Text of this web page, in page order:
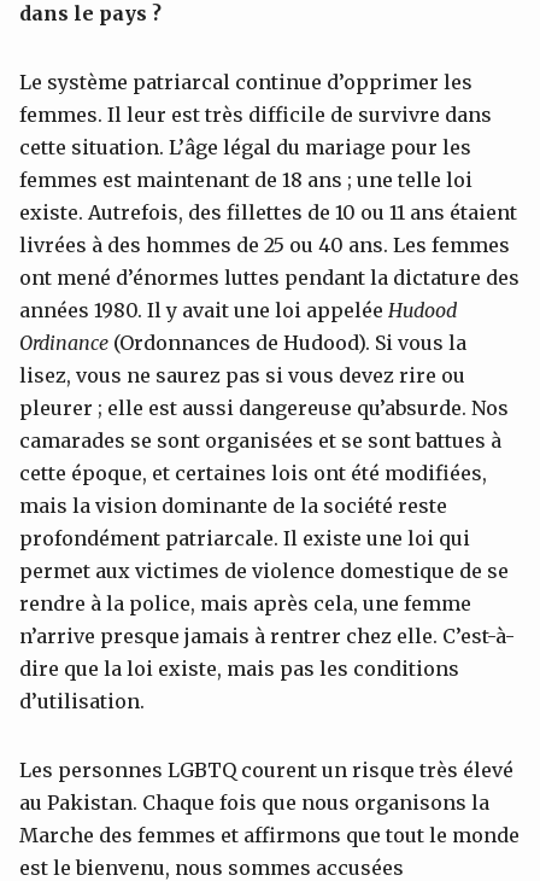
dans le pays ?
Le système patriarcal continue d’opprimer les
femmes. Il leur est très difficile de survivre dans
cette situation. L’âge légal du mariage pour les
femmes est maintenant de 18 ans ; une telle loi
existe. Autrefois, des fillettes de 10 ou 11 ans étaient
livrées à des hommes de 25 ou 40 ans. Les femmes
ont mené d’énormes luttes pendant la dictature des
années 1980. Il y avait une loi appelée Hudood
Ordinance (Ordonnances de Hudood). Si vous la
lisez, vous ne saurez pas si vous devez rire ou
pleurer ; elle est aussi dangereuse qu’absurde. Nos
camarades se sont organisées et se sont battues à
cette époque, et certaines lois ont été modifiées,
mais la vision dominante de la société reste
profondément patriarcale. Il existe une loi qui
permet aux victimes de violence domestique de se
rendre à la police, mais après cela, une femme
n’arrive presque jamais à rentrer chez elle. C’est-à-
dire que la loi existe, mais pas les conditions
d’utilisation.
Les personnes LGBTQ courent un risque très élevé
au Pakistan. Chaque fois que nous organisons la
Marche des femmes et affirmons que tout le monde
est le bienvenu, nous sommes accusées